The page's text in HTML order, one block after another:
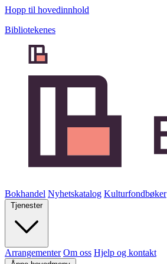
Hopp til hovedinnhold
Bibliotekenes
Bokhandel Nyhetskatalog Kulturfondbøker
Tjenester
Arrangementer Om oss Hjelp og kontakt